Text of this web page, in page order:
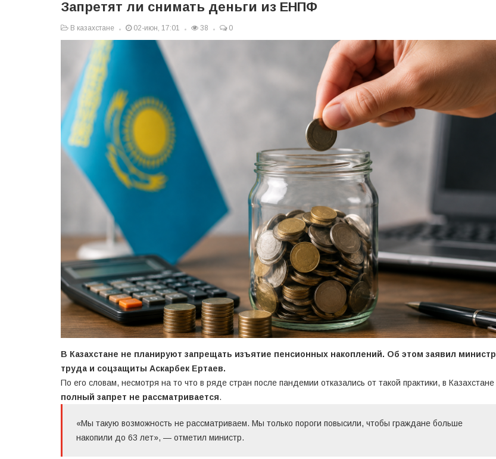
Запретят ли снимать деньги из ЕНПФ
В казахстане 02-июн, 17:01 38 0
В Казахстане не планируют запрещать изъятие пенсионных накоплений. Об этом заявил министр
труда и соцзащиты Аскарбек Ертаев.
По его словам, несмотря на то что в ряде стран после пандемии отказались от такой практики, в Казахстане
полный запрет не рассматривается.
«Мы такую возможность не рассматриваем. Мы только пороги повысили, чтобы граждане больше
накопили до 63 лет», — отметил министр.